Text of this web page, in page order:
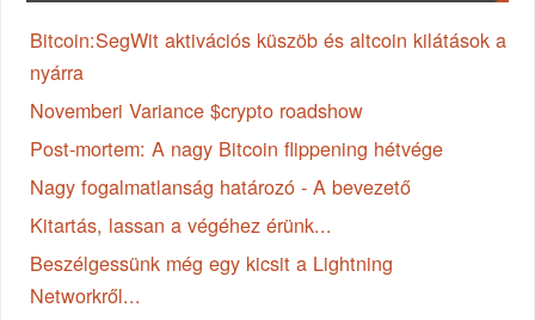
Bitcoin:SegWit aktivációs küszöb és altcoin kilátások a
nyárra
Novemberi Variance $crypto roadshow
Post-mortem: A nagy Bitcoin flippening hétvége
Nagy fogalmatlanság határozó - A bevezető
Kitartás, lassan a végéhez érünk...
Beszélgessünk még egy kicsit a Lightning
Networkről...